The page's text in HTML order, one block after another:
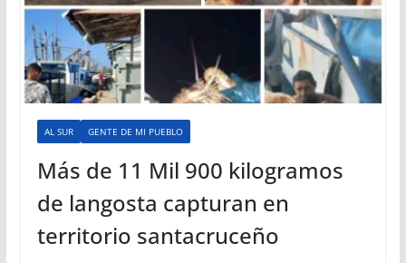
AL SUR GENTE DE MI PUEBLO
Más de 11 Mil 900 kilogramos
de langosta capturan en
territorio santacruceño